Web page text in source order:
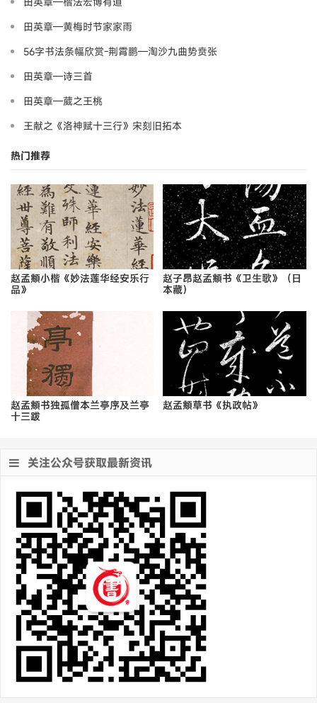
田英章—黄梅时节家家雨
56字书法条幅欣赏-荆霄鹏—淘沙九曲势贲张
田英章—诗三首
田英章—葳之王桃
王献之《洛神赋十三行》宋刻旧拓本
热门推荐
赵孟頫小楷《妙法莲华经安乐行
品》
赵子昂赵孟頫书《卫生歌》（日
本藏）
赵孟頫书独孤僧本兰亭序及兰亭
十三跋
赵孟頫草书《执政帖》
关注公众号获取最新资讯